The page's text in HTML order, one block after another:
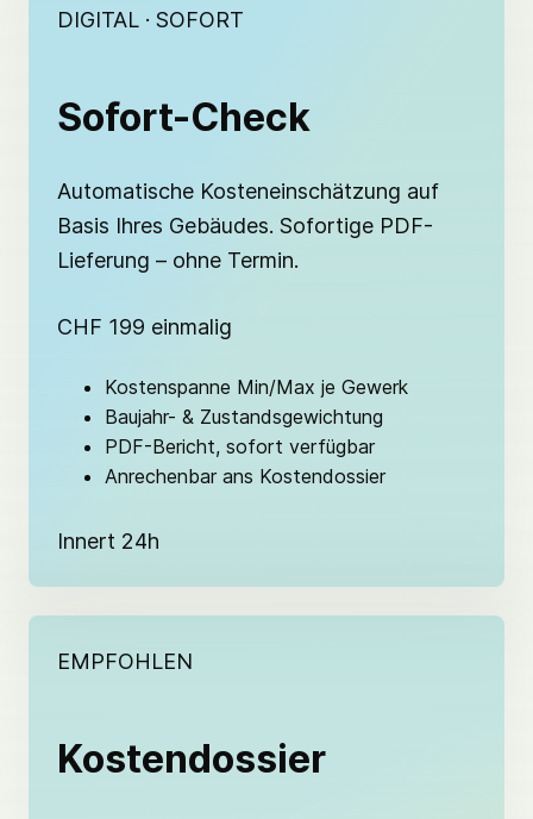
DIGITAL · SOFORT
Sofort-Check
Automatische Kosteneinschätzung auf
Basis Ihres Gebäudes. Sofortige PDF-
Lieferung – ohne Termin.
CHF 199 einmalig
Kostenspanne Min/Max je Gewerk
Baujahr- & Zustandsgewichtung
PDF-Bericht, sofort verfügbar
Anrechenbar ans Kostendossier
Innert 24h
EMPFOHLEN
Kostendossier